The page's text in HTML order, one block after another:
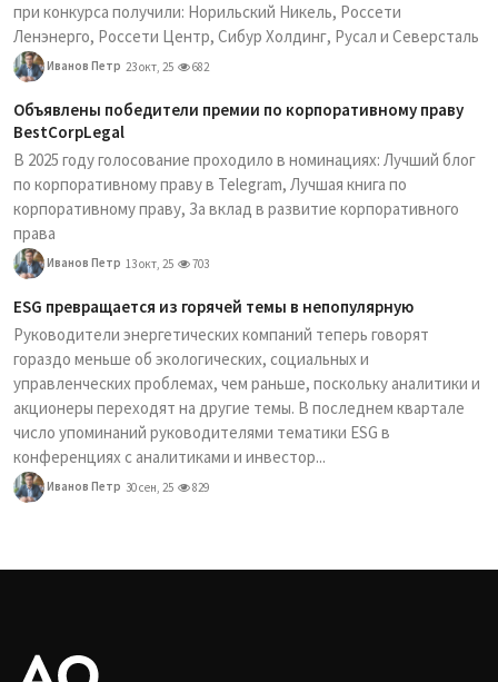
при конкурса получили: Норильский Никель, Россети
Ленэнерго, Россети Центр, Сибур Холдинг, Русал и Северсталь
Иванов Петр 23 окт, 25 682
Объявлены победители премии по корпоративному праву
BestCorpLegal
В 2025 году голосование проходило в номинациях: Лучший блог
по корпоративному праву в Telegram, Лучшая книга по
корпоративному праву, За вклад в развитие корпоративного
права
Иванов Петр 13 окт, 25 703
ESG превращается из горячей темы в непопулярную
Руководители энергетических компаний теперь говорят
гораздо меньше об экологических, социальных и
управленческих проблемах, чем раньше, поскольку аналитики и
акционеры переходят на другие темы. В последнем квартале
число упоминаний руководителями тематики ESG в
конференциях с аналитиками и инвестор...
Иванов Петр 30 сен, 25 829